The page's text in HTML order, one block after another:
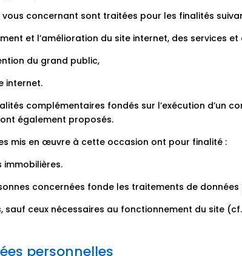
vous concernant sont traitées pour les finalités
et l’amélioration du site internet, des services
du grand public,
internet.
complémentaires fondés sur l’exécution d’un
également proposés.
mis en œuvre à cette occasion ont pour finalité :
immobilières.
concernées fonde les traitements de
sauf ceux nécessaires au fonctionnement du site
personnelles